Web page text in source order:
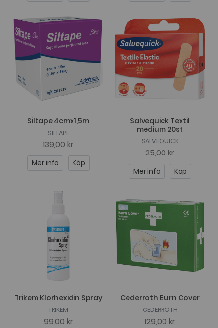
Siltape 4cmx1,5m
SILTAPE
139,00 kr
Mer info Köp
Salvequick Textil
medium 20st
SALVEQUICK
25,00 kr
Mer info Köp
Trikem Klorhexidin Spray
TRIKEM
99,00 kr
Cederroth Burn Cover
CEDERROTH
129,00 kr